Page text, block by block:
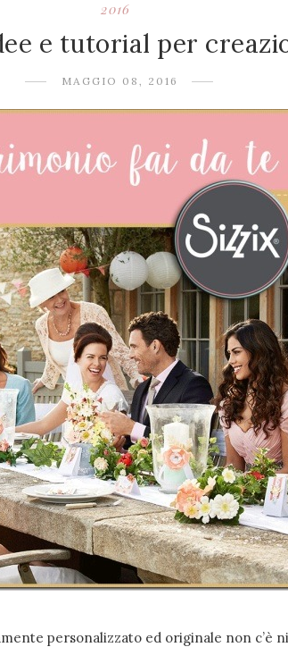
2016
e tutorial per
MAGGIO 08, 2016
personalizzato ed originale non c’è